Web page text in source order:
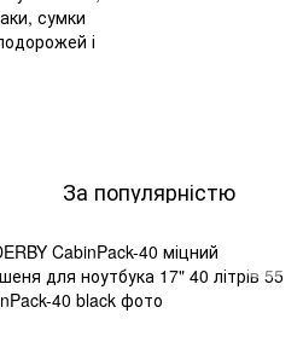
За популярністю